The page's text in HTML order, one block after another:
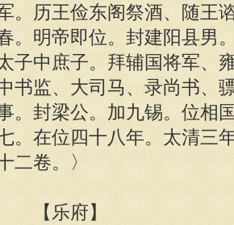
。历王俭东阁祭酒、随王
。明帝即位。封建阳县男
子中庶子。拜辅国将军、
书监、大司马、录尚书、
。封梁公。加九锡。位相
。在位四十八年。太清三
二卷。〉
【乐府】